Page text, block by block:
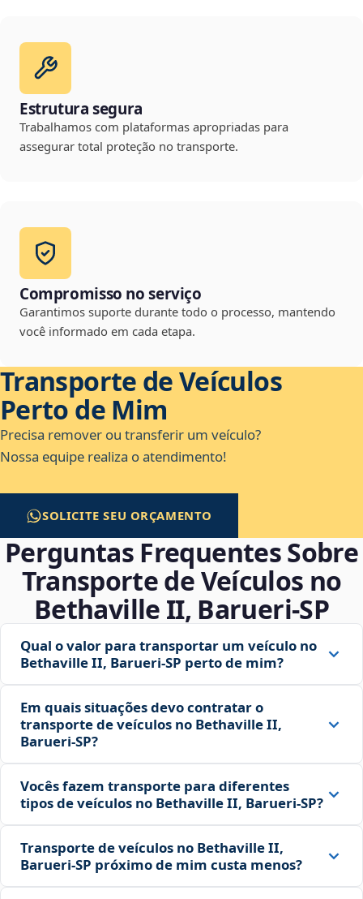
Estrutura segura
Trabalhamos com plataformas apropriadas para
assegurar total proteção no transporte.
Compromisso no serviço
Garantimos suporte durante todo o processo, mantendo
você informado em cada etapa.
Transporte de Veículos
Perto de Mim
Precisa remover ou transferir um veículo?
Nossa equipe realiza o atendimento!
SOLICITE SEU ORÇAMENTO
Perguntas Frequentes Sobre
Transporte de Veículos no
Bethaville II, Barueri‑SP
Qual o valor para transportar um veículo no
Bethaville II, Barueri‑SP perto de mim?
Em quais situações devo contratar o
transporte de veículos no Bethaville II,
Barueri‑SP?
Vocês fazem transporte para diferentes
tipos de veículos no Bethaville II, Barueri‑SP?
Transporte de veículos no Bethaville II,
Barueri‑SP próximo de mim custa menos?